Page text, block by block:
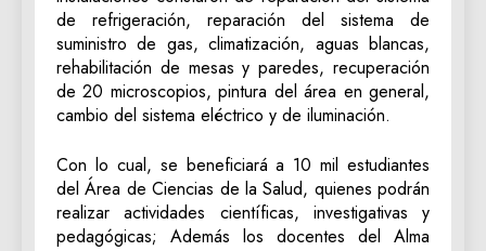
de refrigeración, reparación del sistema de
suministro de gas, climatización, aguas blancas,
rehabilitación de mesas y paredes, recuperación
de 20 microscopios, pintura del área en general,
cambio del sistema eléctrico y de iluminación.
Con lo cual, se beneficiará a 10 mil estudiantes
del Área de Ciencias de la Salud, quienes podrán
realizar actividades científicas, investigativas y
pedagógicas; Además los docentes del Alma